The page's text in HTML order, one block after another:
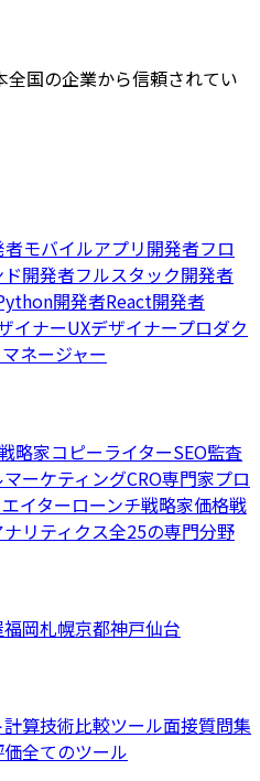
国の企業から信頼されてい
者モバイルアプリ開発者フロ
開発者フルスタック開発者
開発者React開発者
イナーUXデザイナープロダク
ネージャー
略家コピーライターSEO監査
マーケティングCRO専門家プロ
イターローンチ戦略家価格戦
ナリティクス全25の専門分野
福岡札幌京都神戸仙台
算技術比較ツール面接質問集
価全てのツール